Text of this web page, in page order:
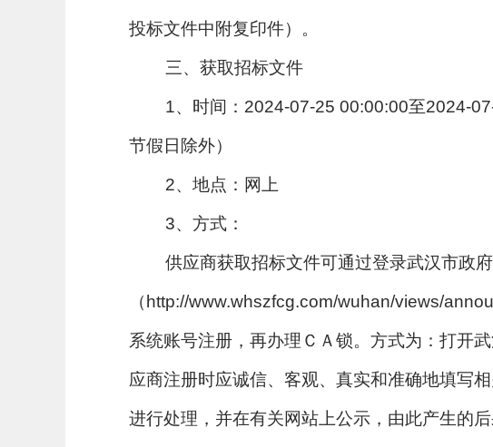
投标文件中附复印件）。
三、获取招标文件
1、时间：2024-07-25 00:00:00至2024-
节假日除外）
2、地点：网上
3、方式：
供应商获取招标文件可通过登录武汉市政
（http://www.whszfcg.com/wuhan/views/
系统账号注册，再办理ＣＡ锁。方式为：打开
应商注册时应诚信、客观、真实和准确地填写
进行处理，并在有关网站上公示，由此产生的